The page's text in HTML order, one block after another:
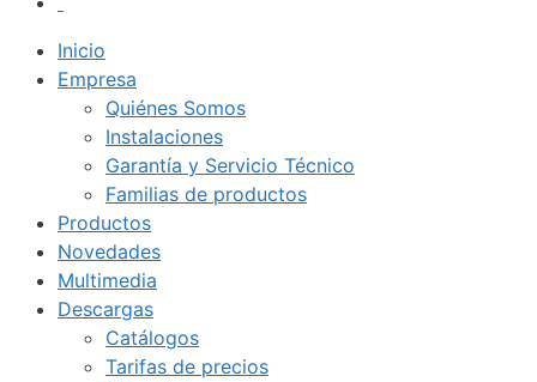
Inicio
Empresa
Quiénes Somos
Instalaciones
Garantía y Servicio Técnico
Familias de productos
Productos
Novedades
Multimedia
Descargas
Catálogos
Tarifas de precios